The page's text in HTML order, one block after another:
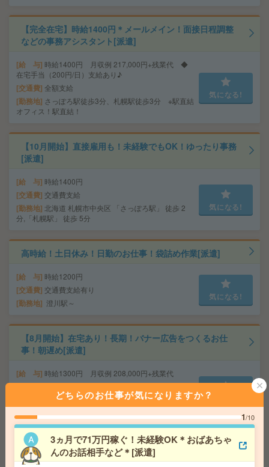
【完全在宅】時給1400円＊メールメイン！面接日程調整
などの事務アシスタント[派遣]
給 与 時給1400円 月収例 217,000円+残業代 ◆
在宅手当（200円/日）支給あり♪
交通費 全額支給
勤務地 さっぽろ駅徒歩3分、札幌駅徒歩3分 ※駅直結
オフィス！駅直結！
気になる!
【10月開始】直接雇用も！未経験でもOK！ゆったり事務
[派遣]
給 与 時給1400円
交通費 交通費支給
勤務地 北海道 札幌市中央区 「さっぽろ駅」 徒歩 2
分,「札幌駅」 徒歩 5分
気になる!
高時給！土日休み！日勤のお仕事！袋詰め作業[派遣]
給 与 時給1200円
交通費 交通費支給有り
勤務地 澄川駅～
気になる!
【8月開始】在宅あり！長期！バナー広告をつくるお仕
事！朝遅め[派遣]
給 与 時給1300円 月収例 208,000円+残業代
交通費 全額支給
大通駅徒歩5分、さっぽろ駅徒歩8分 ※おしゃ
れなオフィス！ベンチャーです！
気になる!
最大27名！10月！研修後完全在宅！大手×面接日程調整
[派遣]
どちらのお仕事が気になりますか？
1/10
3ヵ月で71万円稼ぐ！未経験OK＊おばあちゃ
んのお話相手など＊[派遣]